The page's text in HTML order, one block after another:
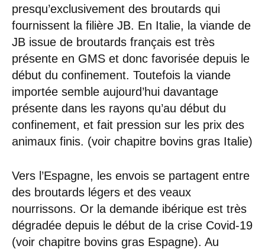
presqu’exclusivement des broutards qui
fournissent la filière JB. En Italie, la viande de
JB issue de broutards français est très
présente en GMS et donc favorisée depuis le
début du confinement. Toutefois la viande
importée semble aujourd’hui davantage
présente dans les rayons qu’au début du
confinement, et fait pression sur les prix des
animaux finis. (voir chapitre bovins gras Italie)
Vers l’Espagne, les envois se partagent entre
des broutards légers et des veaux
nourrissons. Or la demande ibérique est très
dégradée depuis le début de la crise Covid-19
(voir chapitre bovins gras Espagne). Au